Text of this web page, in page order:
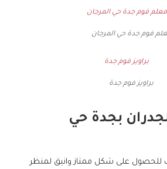
فوم جدة حي المرجان
براويز فوم جدة
بجدة حي
للحصول على شكل ممتاز وانيق لمنظر